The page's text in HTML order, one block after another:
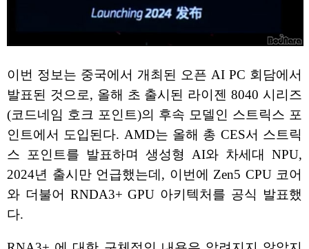
이번 정보는 중국에서 개최된 오픈 AI PC 회담에서
발표된 것으로, 올해 초 출시된 라이젠 8040 시리즈
(코드네임 호크 포인트)의 후속 모델인 스트릭스 포
인트에서 도입된다. AMD는 올해 총 CES서 스트릭
스 포인트를 발표하며 생성형 AI와 차세대 NPU,
2024년 출시만 언급했는데, 이번에 Zen5 CPU 코어
와 더불어 RNDA3+ GPU 아키텍처를 공식 발표했
다.